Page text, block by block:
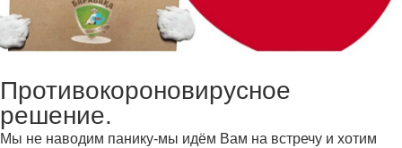
Противокороновирусное
решение.
Мы не наводим панику-мы идём Вам на встречу и хотим